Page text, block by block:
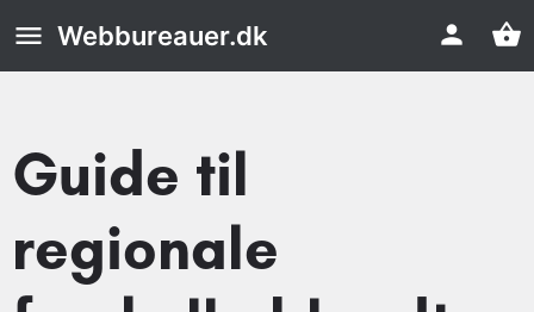
Webbureauer.dk
Guide til
regionale